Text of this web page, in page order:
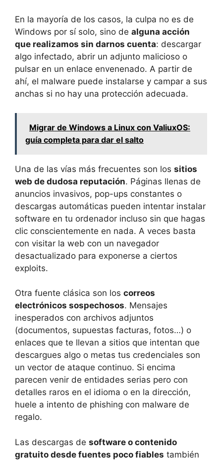
En la mayoría de los casos, la culpa no es de
Windows por sí solo, sino de alguna acción
que realizamos sin darnos cuenta: descargar
algo infectado, abrir un adjunto malicioso o
pulsar en un enlace envenenado. A partir de
ahí, el malware puede instalarse y campar a sus
anchas si no hay una protección adecuada.
Migrar de Windows a Linux con ValiuxOS:
guía completa para dar el salto
Una de las vías más frecuentes son los sitios
web de dudosa reputación. Páginas llenas de
anuncios invasivos, pop-ups constantes o
descargas automáticas pueden intentar instalar
software en tu ordenador incluso sin que hagas
clic conscientemente en nada. A veces basta
con visitar la web con un navegador
desactualizado para exponerse a ciertos
exploits.
Otra fuente clásica son los correos
electrónicos sospechosos. Mensajes
inesperados con archivos adjuntos
(documentos, supuestas facturas, fotos…) o
enlaces que te llevan a sitios que intentan que
descargues algo o metas tus credenciales son
un vector de ataque continuo. Si encima
parecen venir de entidades serias pero con
detalles raros en el idioma o en la dirección,
huele a intento de phishing con malware de
regalo.
Las descargas de software o contenido
gratuito desde fuentes poco fiables también